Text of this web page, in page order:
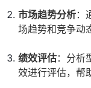
市场趋势分析：
场趋势和竞争动
绩效评估：分析
效进行评估，帮